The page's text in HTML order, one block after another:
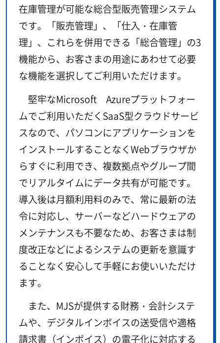
在庫管理が可能な総合型販売管理システム
です。「販売管理」、「仕入・在庫管
理」、これらを併用できる「総合管理」の3
機能から、お客さまの用途にあわせて必要
な機能を選択してご利用いただけます。
堅牢なMicrosoft Azureプラットフォー
ムでご利用いただくSaaS型クラウドサービ
スなので、パソコンにアプリケーションを
インストールすることなくWebブラウザか
らすぐに利用でき、複数拠点やグループ間
でリアルタイムにデータ共有が可能です。
導入後は月額利用料のみで、常に最新の法
令に対応し、サーバーなどハードウェアの
メンテナンスも不要なため、お客さまは制
度改正などによるシステムの更新を意識す
ることなく安心して手軽にお使いいただけ
ます。
また、MJSが提供する財務・会計システ
ムや、デジタルインボイスの送受信や適格
請求書（インボイス）の電子化に対応する